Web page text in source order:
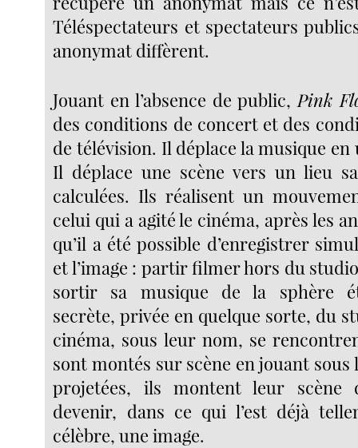
Téléspectateurs et spectateurs
anonymat diffèrent.
Jouant en l’absence de public, Pink
des conditions de concert et des
de télévision. Il déplace la musique
Il déplace une scène vers un lieu
calculées. Ils réalisent un
celui qui a agité le cinéma, après les
qu’il a été possible d’enregistrer
et l’image : partir filmer hors du
sortir sa musique de la sphère
secrète, privée en quelque sorte, du
cinéma, sous leur nom, se
sont montés sur scène en jouant sous
projetées, ils montent leur scène
devenir, dans ce qui l’est déjà
célèbre, une image.